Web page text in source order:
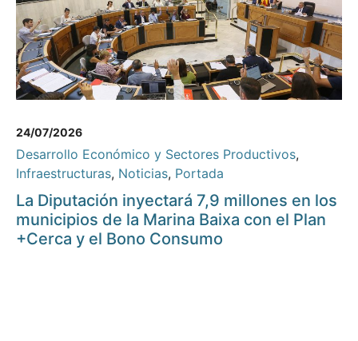
24/07/2026
Desarrollo Económico y Sectores Productivos,
Infraestructuras, Noticias, Portada
La Diputación inyectará 7,9 millones en los
municipios de la Marina Baixa con el Plan
+Cerca y el Bono Consumo